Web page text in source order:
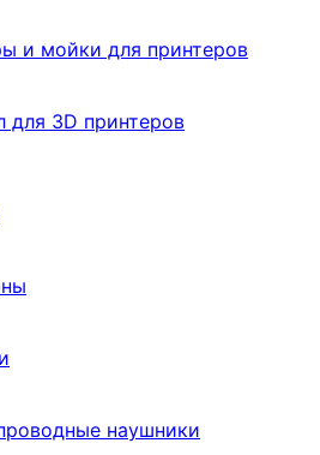
и мойки для принтеров
для 3D принтеров
наушники